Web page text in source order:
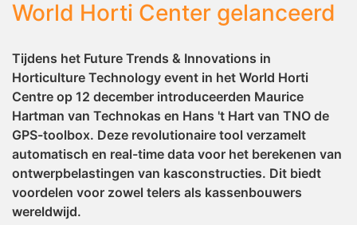
World Horti Center gelanceerd
Tijdens het Future Trends & Innovations in
Horticulture Technology event in het World Horti
Centre op 12 december introduceerden Maurice
Hartman van Technokas en Hans 't Hart van TNO de
GPS-toolbox. Deze revolutionaire tool verzamelt
automatisch en real-time data voor het berekenen van
ontwerpbelastingen van kasconstructies. Dit biedt
voordelen voor zowel telers als kassenbouwers
wereldwijd.